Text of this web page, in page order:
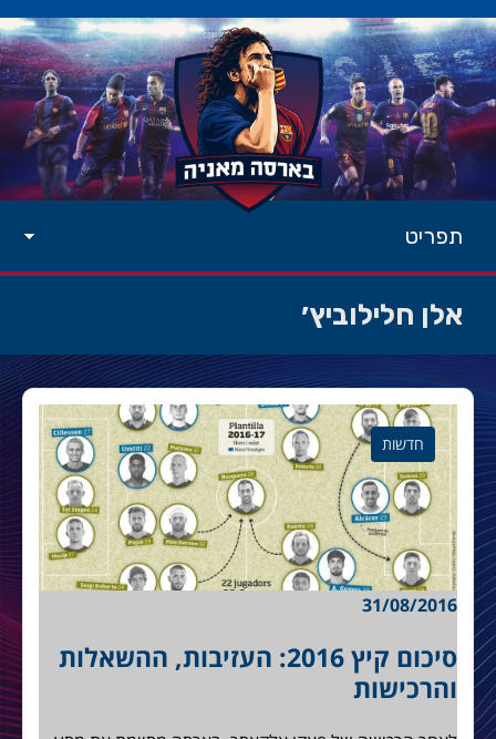
תפריט
אלן חלילוביץ׳
חדשות
31/08/2016
סיכום קיץ 2016: העזיבות, ההשאלות
והרכישות